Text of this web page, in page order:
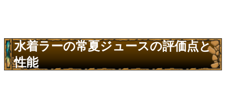
水着ラーの常夏ジュースの評価点と
性能